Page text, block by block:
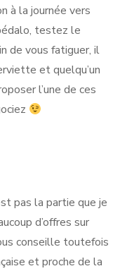
à la journée vers
testez le
de vous fatiguer, il
et quelqu’un
l’une de ces
pas la partie que je
d’offres sur
conseille toutefois
et proche de la